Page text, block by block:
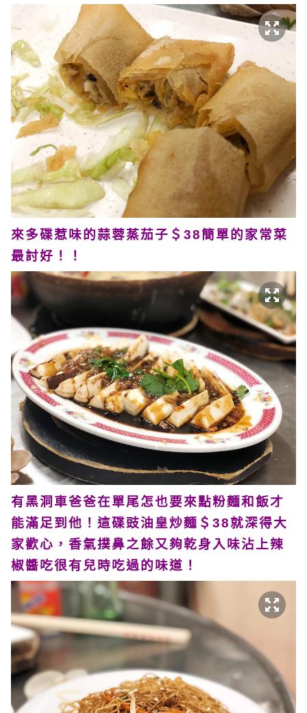
來多碟惹味的蒜蓉蒸茄子＄38簡單的家常菜
最討好！！
有黑洞車爸爸在單尾怎也要來點粉麵和飯才
能滿足到他！這碟豉油皇炒麵＄38就深得大
家歡心，香氣撲鼻之餘又夠乾身入味沾上辣
椒醬吃很有兒時吃過的味道！